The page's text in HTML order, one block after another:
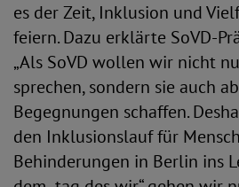
es der Zeit, Inklusion und
feiern. Dazu erklärte SoVD-
„Als SoVD wollen wir nicht
sprechen, sondern sie auch
Begegnungen schaffen.
den Inklusionslauf für
Behinderungen in Berlin ins